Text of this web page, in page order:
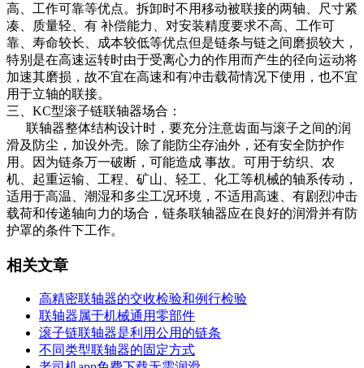
高、工作可靠等优点。拆卸时不用移动被联接的两轴、尺寸紧
凑、质量轻、有 补偿能力、对安装精度要求不高、工作可
靠、寿命较长、成本较低等优点但是链条与链之间磨损较大，
特别是在高速运转时由于受离心力的作用而产生的径向运动将
加速其磨损，故不宜在高速和有冲击载荷情况下使用，也不宜
用于立轴的联接。
三、KC型滚子链联轴器场合：
联轴器整体结构设计时，要充分注意齿面与滚子之间的润
滑及防尘，加设外壳。除了能防尘存油外，还有安全防护作
用。因为链条万一破断，可能造成 事故。可用于纺织、农
机、起重运输、工程、矿山、轻工、化工等机械的轴系传动，
适用于高温、潮湿和多尘工况环境，不适用高速、有剧烈冲击
载荷和传递轴向力的场合，链条联轴器应在良好的润滑并有防
护罩的条件下工作。
相关文章
高精密联轴器的交收检验和例行检验
联轴器属于机械通用零部件
滚子链联轴器是利用公用的链条
不同类型联轴器的固定方式